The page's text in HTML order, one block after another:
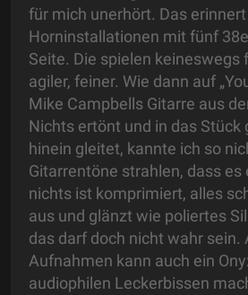
für mich unerhört. Das
Horninstallationen mit fünf
Seite. Die spielen keineswegs
agiler, feiner. Wie dann auf
Mike Campbells Gitarre aus
Nichts ertönt und in das
hinein gleitet, kannte ich so
Gitarrentöne strahlen, dass es
nichts ist komprimiert, alles
aus und glänzt wie poliertes
das darf doch nicht wahr sein.
Aufnahmen kann auch ein
audiophilen Leckerbissen